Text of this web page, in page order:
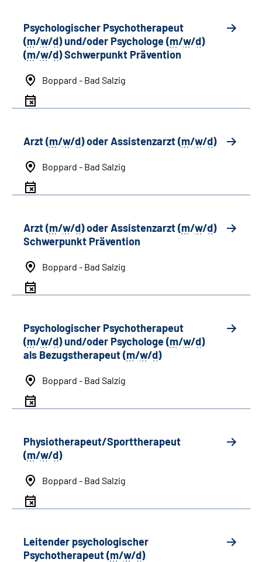
Psychologischer Psychotherapeut
(m/w/d) und/oder Psychologe (m/w/d)
(m/w/d) Schwerpunkt Prävention
Boppard - Bad Salzig
Arzt (m/w/d) oder Assistenzarzt (m/w/d)
Boppard - Bad Salzig
Arzt (m/w/d) oder Assistenzarzt (m/w/d)
Schwerpunkt Prävention
Boppard - Bad Salzig
Psychologischer Psychotherapeut
(m/w/d) und/oder Psychologe (m/w/d)
als Bezugstherapeut (m/w/d)
Boppard - Bad Salzig
Physiotherapeut/Sporttherapeut
(m/w/d)
Boppard - Bad Salzig
Leitender psychologischer
Psychotherapeut (m/w/d)